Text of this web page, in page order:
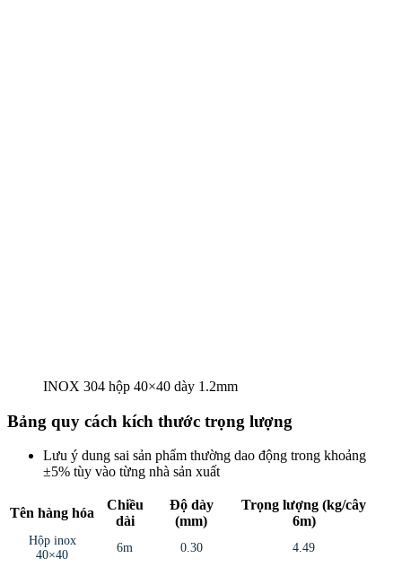
INOX 304 hộp 40×40 dày 1.2mm
Bảng quy cách kích thước trọng lượng
Lưu ý dung sai sản phẩm thường dao động trong khoảng
±5% tùy vào từng nhà sản xuất
Tên hàng hóa
Chiều
dài
Độ dày
(mm)
Trọng lượng (kg/cây
6m)
Hộp inox
40×40
6m 0.30
4.49